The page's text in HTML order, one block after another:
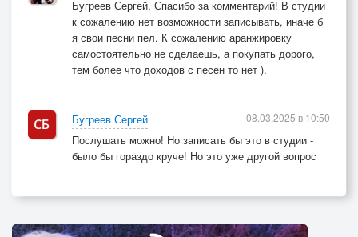
Бугреев Сергей, Спасибо за комментарий! В студии
к сожалению нет возможности записывать, иначе б
я свои песни пел. К сожалению аранжировку
самостоятельно не сделаешь, а покупать дорого,
тем более что доходов с песен то нет ).
Бугреев Сергей
Послушать можно! Но записать бы это в студии -
было бы гораздо круче! Но это уже другой вопрос
08.03.2025 в 10:50